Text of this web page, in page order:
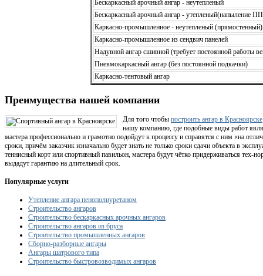
Бескаркасный арочный ангар - неутепленый
Бескаркасный арочный ангар - утепленый(напыление
Каркасно-промышленное - неутепленый (прямостенный)
Каркасно-промышленное из сендвич панелей
Надувной ангар сшивной (требует постоянной работы
Пневмокаркасный ангар (без постоянной подкачки)
Каркасно-тентовый ангар
Преимущества нашей компании
Для того чтобы построить ангар в Красноярске
нашу компанию, где подобные виды работ
мастера профессионально и грамотно подойдут к процессу и справятся с ним «на
сроки, причём заказчик изначально будет знать не только сроки сдачи объекта в
теннисный корт или спортивный павильон, мастера будут чётко придерживаться тех-
выдадут гарантию на длительный срок.
Популярные услуги
Утепление ангара пенополиуретаном
Строительство ангаров
Строительство бескаркасных арочных ангаров
Строительство ангаров из бруса
Строительство промышленных ангаров
Сборно-разборные ангары
Ангары шатрового типа
Строительство быстровозводимых ангаров